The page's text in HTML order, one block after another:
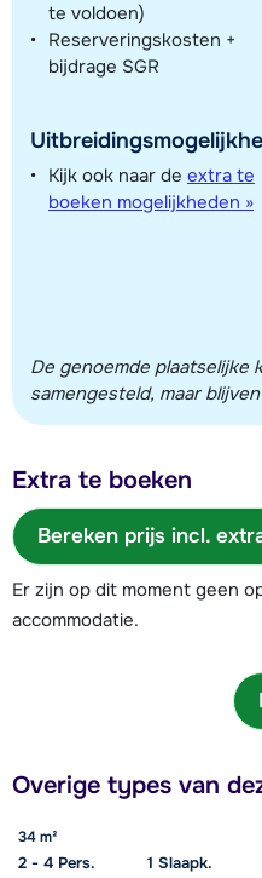
te voldoen)
Reserveringskosten +
bijdrage SGR
Kijk ook naar de extra te
boeken mogelijkheden »
De genoemde plaatselijke
samengesteld, maar
Extra te boeken
Bereken prijs incl.
Er zijn op dit moment geen
accommodatie.
Overige types van
34 m²
2 - 4 Pers. 1 Slaapk.